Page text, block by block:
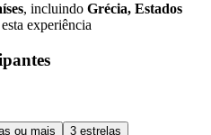
, incluindo Grécia, Estados
experiência
ou mais 3 estrelas